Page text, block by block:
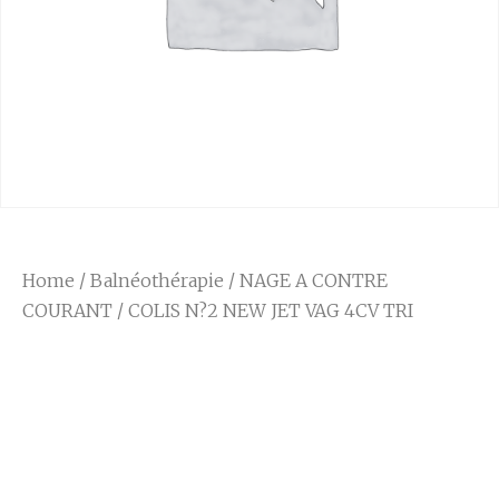
Home / Balnéothérapie / NAGE A CONTRE
COURANT / COLIS N?2 NEW JET VAG 4CV TRI